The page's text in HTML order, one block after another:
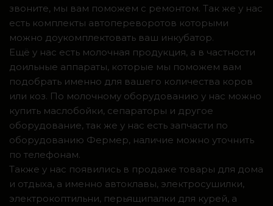
звоните, мы вам поможем с ремонтом. Так же у нас
есть комплекты автопереворотов которыми
можно доукомплектовать ваш инкубатор.
Ещё у нас есть молочная продукция, а в частности
доильные аппараты, которые мы поможем вам
подобрать именно для вашего количества коров
или коз. По молочному оборудованию у нас можно
купить маслобойки, сепараторы и другое
оборудование, так же у нас есть запчасти по
оборудованию Фермер, наличие можно уточнить
по телефонам.
Также у нас появились в продаже товары для дома
и отдыха, а именно автоклавы, электросушилки,
электрокоптильни, перьящипалки для курей, а